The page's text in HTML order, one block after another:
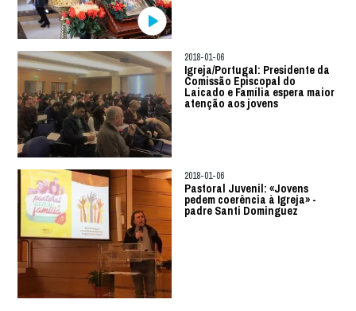
2018-01-06
Igreja/Portugal: Presidente da
Comissão Episcopal do
Laicado e Família espera maior
atenção aos jovens
2018-01-06
Pastoral Juvenil: «Jovens
pedem coerência à Igreja» -
padre Santi Dominguez